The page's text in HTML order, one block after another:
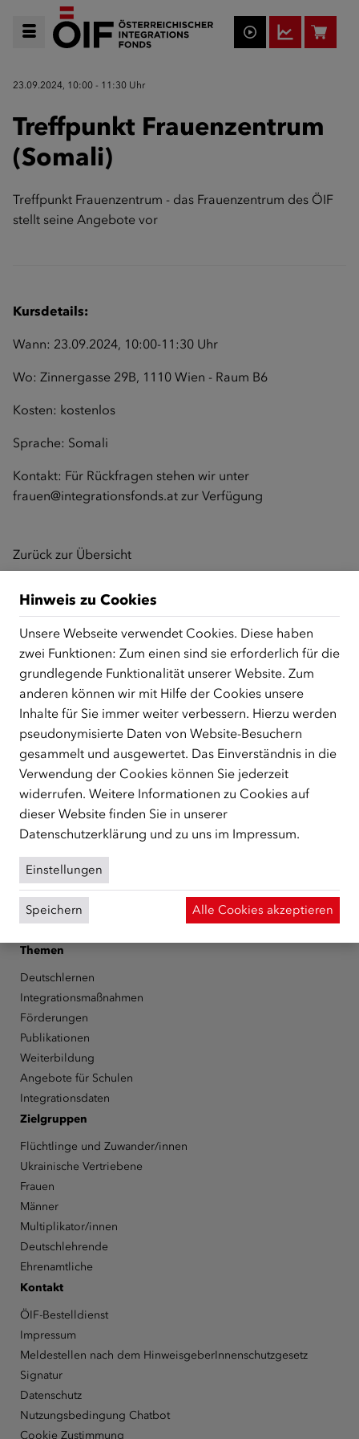
23.09.2024, 10:00 - 11:30 Uhr
Treffpunkt Frauenzentrum
(Somali)
Treffpunkt Frauenzentrum - das Frauenzentrum des ÖIF
stellt seine Angebote vor
Kursdetails:
Wann: 23.09.2024, 10:00-11:30 Uhr
Wo: Zinnergasse 29B, 1110 Wien - Raum B6
Kosten: kostenlos
Sprache: Somali
Kontakt: Für Rückfragen stehen wir unter
frauen@integrationsfonds.at zur Verfügung
Zurück zur Übersicht
ÜBER UNS
Der Österreichische Integrationsfonds (ÖIF) ist ein Fonds der
Republik Österreich, der Flüchtlinge, subsidiär
Schutzberechtigte, Vertriebene sowie Zuwander/innen als
zentrale Anlaufstelle bei der Integration in Österreich
unterstützt.
mehr
FacebookYouTubeInstagramLinkedIn
Über den ÖIF
Der Österreichische Integrationsfonds (ÖIF)
Presse
Informationen erhalten
Karriere
Themen
Deutschlernen
Integrationsmaßnahmen
Förderungen
Publikationen
Weiterbildung
Angebote für Schulen
Integrationsdaten
Zielgruppen
Flüchtlinge und Zuwander/innen
Ukrainische Vertriebene
Frauen
Männer
Multiplikator/innen
Deutschlehrende
Ehrenamtliche
Kontakt
ÖIF-Bestelldienst
Impressum
Meldestellen nach dem HinweisgeberInnenschutzgesetz
Signatur
Datenschutz
Nutzungsbedingung Chatbot
Cookie Zustimmung
Hinweis zu Cookies
Unsere Webseite verwendet Cookies. Diese haben
zwei Funktionen: Zum einen sind sie erforderlich für die
grundlegende Funktionalität unserer Website. Zum
anderen können wir mit Hilfe der Cookies unsere
Inhalte für Sie immer weiter verbessern. Hierzu werden
pseudonymisierte Daten von Website-Besuchern
gesammelt und ausgewertet. Das Einverständnis in die
Verwendung der Cookies können Sie jederzeit
widerrufen. Weitere Informationen zu Cookies auf
dieser Website finden Sie in unserer
Datenschutzerklärung und zu uns im Impressum.
Einstellungen
Speichern Alle Cookies akzeptieren